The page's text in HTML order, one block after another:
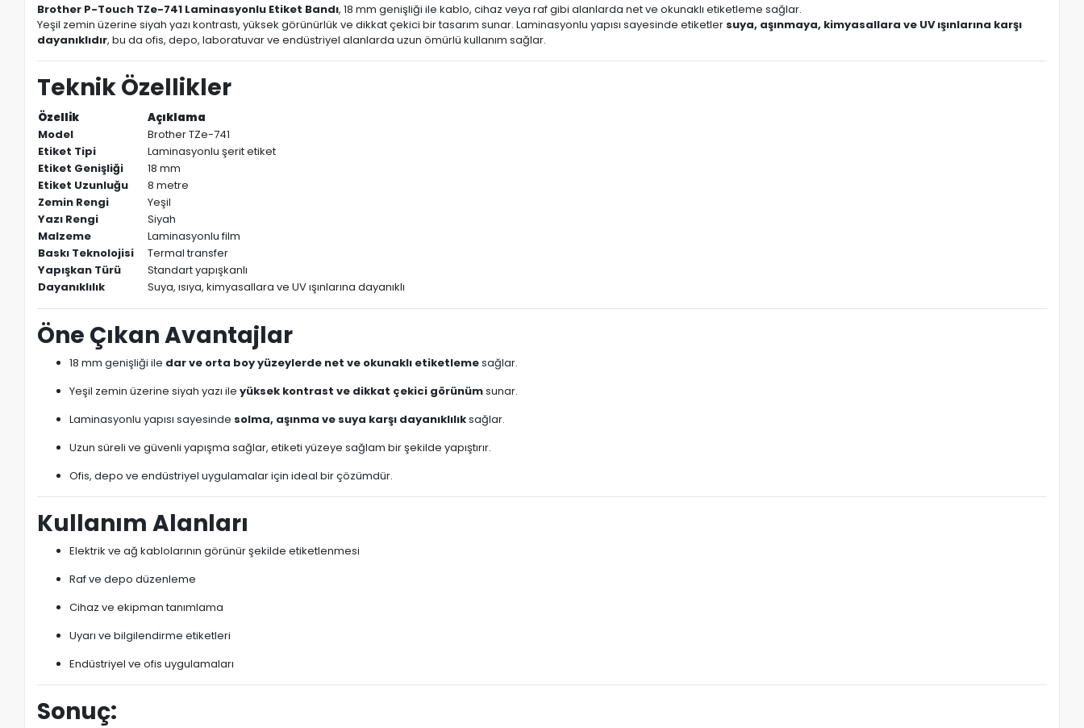
Brother P-Touch TZe-741 Laminasyonlu Etiket Bandı, 18 mm genişliği ile kablo, cihaz veya raf gibi alanlarda net ve okunaklı etiketleme sağlar.
Yeşil zemin üzerine siyah yazı kontrastı, yüksek görünürlük ve dikkat çekici bir tasarım sunar. Laminasyonlu yapısı sayesinde etiketler suya, aşınmaya, kimyasallara ve UV ışınlarına karşı
dayanıklıdır, bu da ofis, depo, laboratuvar ve endüstriyel alanlarda uzun ömürlü kullanım sağlar.
Teknik Özellikler
Özellik
Açıklama
Model
Brother TZe-741
Etiket Tipi
Laminasyonlu şerit etiket
Etiket Genişliği
18 mm
Etiket Uzunluğu
8 metre
Zemin Rengi
Yeşil
Yazı Rengi
Siyah
Malzeme
Laminasyonlu film
Baskı Teknolojisi
Termal transfer
Yapışkan Türü
Standart yapışkanlı
Dayanıklılık
Suya, ısıya, kimyasallara ve UV ışınlarına dayanıklı
Öne Çıkan Avantajlar
18 mm genişliği ile dar ve orta boy yüzeylerde net ve okunaklı etiketlemesağlar.
Yeşil zemin üzerine siyah yazı ileyüksek kontrast ve dikkat çekici görünümsunar.
Laminasyonlu yapısı sayesinde solma, aşınma ve suya karşı dayanıklılıksağlar.
Uzun süreli ve güvenli yapışma sağlar, etiketi yüzeye sağlam bir şekilde yapıştırır.
Ofis, depo ve endüstriyel uygulamalar için ideal bir çözümdür.
Kullanım Alanları
Elektrik ve ağ kablolarının görünür şekilde etiketlenmesi
Raf ve depo düzenleme
Cihaz ve ekipman tanımlama
Uyarı ve bilgilendirme etiketleri
Endüstriyel ve ofis uygulamaları
Sonuç: